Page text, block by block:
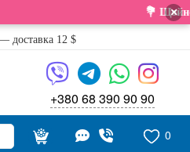
💐 Щойно ×
доставка 12 $
+380 68 390 90 90
0